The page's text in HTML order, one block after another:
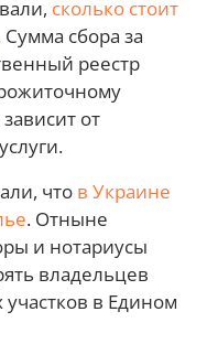
сколько стоит
Сумма сбора за
реестр
от
что в Украине
. Отныне
и нотариусы
владельцев
в Едином